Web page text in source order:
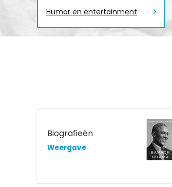
Humor en entertainment
Biografieën
Weergave